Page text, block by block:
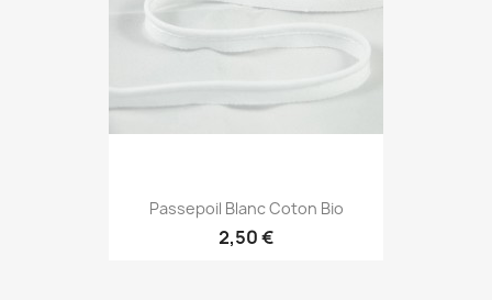
Passepoil Blanc Coton Bio
2,50 €